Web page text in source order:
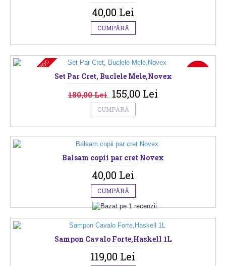
40,00 Lei
CUMPĂRĂ
NU ESTE IN STOC Set Par Cret, Buclele Mele,Novex
180,00 Lei 155,00 Lei
CUMPĂRĂ
Balsam copii par cret Novex
40,00 Lei
CUMPĂRĂ
Sampon Cavalo Forte,Haskell 1L
119,00 Lei